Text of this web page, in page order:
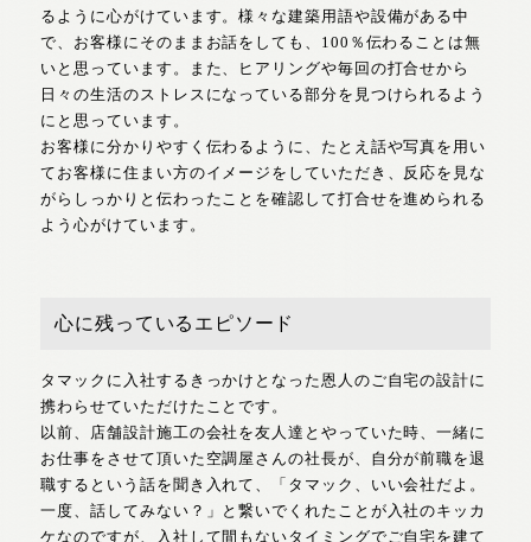
るように心がけています。様々な建築用語や設備がある中
で、お客様にそのままお話をしても、100％伝わることは無
いと思っています。また、ヒアリングや毎回の打合せから
日々の生活のストレスになっている部分を見つけられるよう
にと思っています。
お客様に分かりやすく伝わるように、たとえ話や写真を用い
てお客様に住まい方のイメージをしていただき、反応を見な
がらしっかりと伝わったことを確認して打合せを進められる
よう心がけています。
心に残っているエピソード
タマックに入社するきっかけとなった恩人のご自宅の設計に
携わらせていただけたことです。
以前、店舗設計施工の会社を友人達とやっていた時、一緒に
お仕事をさせて頂いた空調屋さんの社長が、自分が前職を退
職するという話を聞き入れて、「タマック、いい会社だよ。
一度、話してみない？」と繋いでくれたことが入社のキッカ
ケなのですが、入社して間もないタイミングでご自宅を建て